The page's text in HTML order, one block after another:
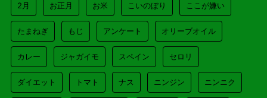
2月 お正月 お米 こいのぼり ここが嫌い
たまねぎ もじ アンケート オリーブオイル
カレー ジャガイモ スペイン セロリ
ダイエット トマト ナス ニンジン ニンニク